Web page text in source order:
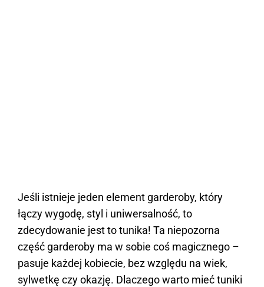
Jeśli istnieje jeden element garderoby, który
łączy wygodę, styl i uniwersalność, to
zdecydowanie jest to tunika! Ta niepozorna
część garderoby ma w sobie coś magicznego –
pasuje każdej kobiecie, bez względu na wiek,
sylwetkę czy okazję. Dlaczego warto mieć tuniki